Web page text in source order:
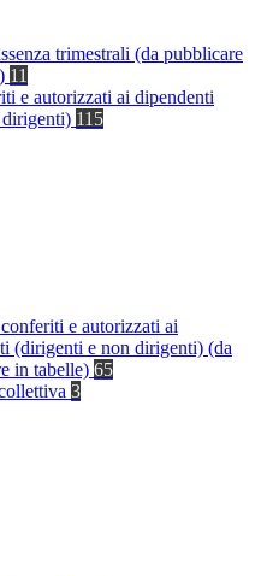
trimestrali (da pubblicare
11
e autorizzati ai dipendenti
115
e autorizzati ai
(dirigenti e non dirigenti) (da
in tabelle) 65
3